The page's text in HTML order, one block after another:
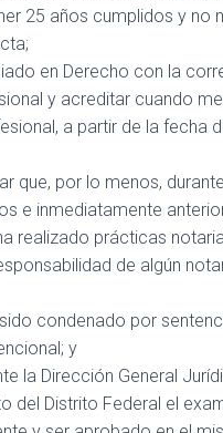
25 años cumplidos y no
en Derecho con la
y acreditar cuando
a partir de la fecha
que, por lo menos,
e inmediatamente
realizado prácticas
de algún
condenado por
y
la Dirección General
del Distrito Federal el